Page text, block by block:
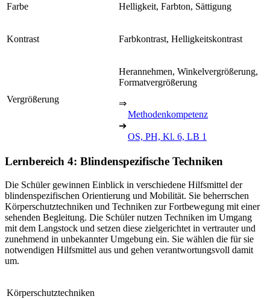
Farbe Helligkeit, Farbton, Sättigung
Kontrast Farbkontrast, Helligkeitskontrast
Vergrößerung
Herannehmen, Winkelvergrößerung,
Formatvergrößerung
⇒
Methodenkompetenz
➔
OS, PH, Kl. 6, LB 1
Lernbereich 4: Blindenspezifische Techniken
Die Schüler gewinnen Einblick in verschiedene Hilfsmittel der
blindenspezifischen Orientierung und Mobilität. Sie beherrschen
Körperschutztechniken und Techniken zur Fortbewegung mit einer
sehenden Begleitung. Die Schüler nutzen Techniken im Umgang
mit dem Langstock und setzen diese zielgerichtet in vertrauter und
zunehmend in unbekannter Umgebung ein. Sie wählen die für sie
notwendigen Hilfsmittel aus und gehen verantwortungsvoll damit
um.
Körperschutztechniken